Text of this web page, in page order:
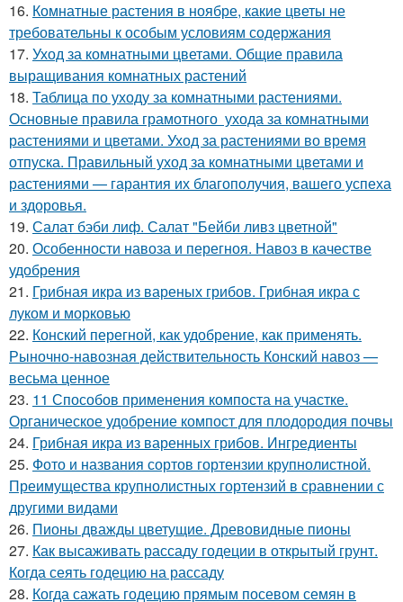
16. Комнатные растения в ноябре, какие цветы не
требовательны к особым условиям содержания
17. Уход за комнатными цветами. Общие правила
выращивания комнатных растений
18. Таблица по уходу за комнатными растениями.
Основные правила грамотного ухода за комнатными
растениями и цветами. Уход за растениями во время
отпуска. Правильный уход за комнатными цветами и
растениями — гарантия их благополучия, вашего успеха
и здоровья.
19. Салат бэби лиф. Салат "Бейби ливз цветной"
20. Особенности навоза и перегноя. Навоз в качестве
удобрения
21. Грибная икра из вареных грибов. Грибная икра с
луком и морковью
22. Конский перегной, как удобрение, как применять.
Рыночно-навозная действительность Конский навоз —
весьма ценное
23. 11 Способов применения компоста на участке.
Органическое удобрение компост для плодородия почвы
24. Грибная икра из варенных грибов. Ингредиенты
25. Фото и названия сортов гортензии крупнолистной.
Преимущества крупнолистных гортензий в сравнении с
другими видами
26. Пионы дважды цветущие. Древовидные пионы
27. Как высаживать рассаду годеции в открытый грунт.
Когда сеять годецию на рассаду
28. Когда сажать годецию прямым посевом семян в